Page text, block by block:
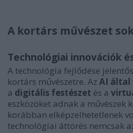
A kortárs művészet
Technológiai innovációk
A technológia fejlődése
kortárs művészetre. Az AI által
a digitális festészet és a
eszközöket adnak a művészek
korábban elképzelhetetlenek
technológiai áttörés nemcsak